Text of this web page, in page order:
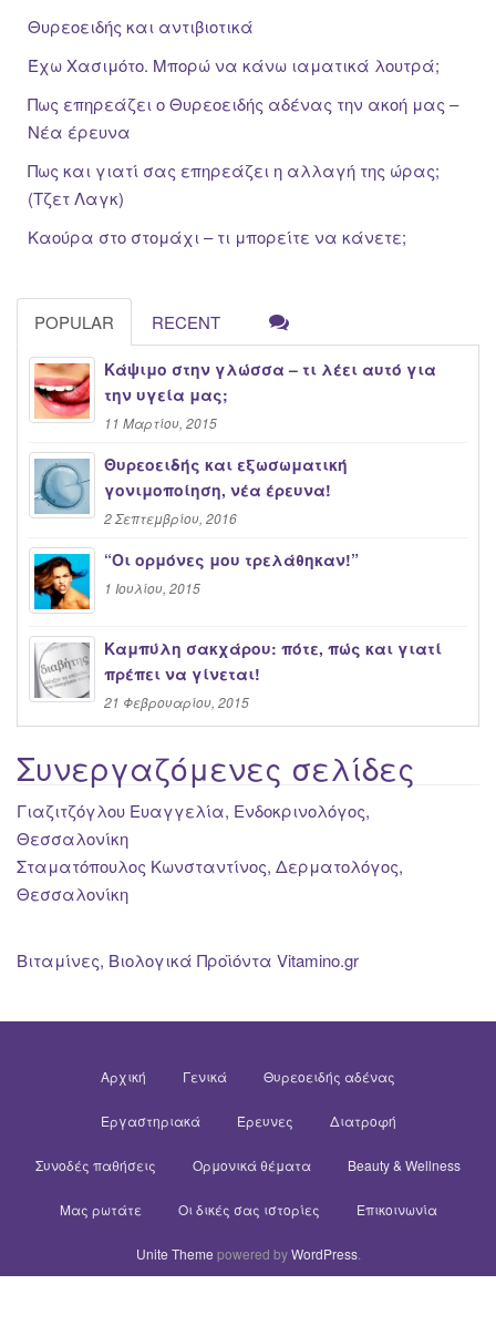
Θυρεοειδής και αντιβιοτικά
Έχω Χασιμότο. Μπορώ να κάνω ιαματικά λουτρά;
Πως επηρεάζει ο Θυρεοειδής αδένας την ακοή μας –
Νέα έρευνα
Πως και γιατί σας επηρεάζει η αλλαγή της ώρας;
(Τζετ Λαγκ)
Καούρα στο στομάχι – τι μπορείτε να κάνετε;
POPULAR RECENT
Κάψιμο στην γλώσσα – τι λέει αυτό για
την υγεία μας;
11 Μαρτίου, 2015
Θυρεοειδής και εξωσωματική
γονιμοποίηση, νέα έρευνα!
2 Σεπτεμβρίου, 2016
“Oι ορμόνες μου τρελάθηκαν!”
1 Ιουλίου, 2015
Καμπύλη σακχάρου: πότε, πώς και γιατί
πρέπει να γίνεται!
21 Φεβρουαρίου, 2015
Συνεργαζόμενες σελίδες
Γιαζιτζόγλου Ευαγγελία, Ενδοκρινολόγος,
Θεσσαλονίκη
Σταματόπουλος Κωνσταντίνος, Δερματολόγος,
Θεσσαλονίκη
Βιταμίνες, Βιολογικά Προϊόντα Vitamino.gr
Αρχική Γενικά Θυρεοειδής αδένας
Εργαστηριακά Έρευνες Διατροφή
Συνοδές παθήσεις Ορμονικά θέματα Beauty & Wellness
Μας ρωτάτε Οι δικές σας ιστορίες Επικοινωνία
Unite Theme powered byWordPress.